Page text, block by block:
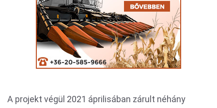
A projekt végül 2021 áprilisában zárult néhány